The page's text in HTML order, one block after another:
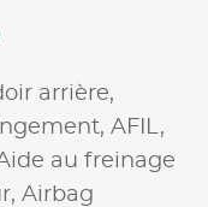
arrière,
AFIL,
au freinage
Airbag